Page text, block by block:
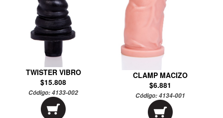
TWISTER VIBRO
$15.808
Código:4133-002
CLAMP MACIZO
$6.881
Código:4134-001